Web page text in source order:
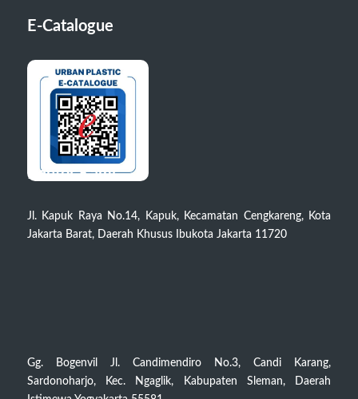
E-Catalogue
Kantor Kami
Jl. Kapuk Raya No.14, Kapuk, Kecamatan Cengkareng, Kota
Jakarta Barat, Daerah Khusus Ibukota Jakarta 11720
Gg. Bogenvil Jl. Candimendiro No.3, Candi Karang,
Sardonoharjo, Kec. Ngaglik, Kabupaten Sleman, Daerah